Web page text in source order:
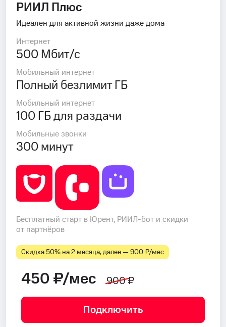
РИИЛ Плюс
Идеален для активной жизни даже дома
Интернет
500 Мбит/с
Мобильный интернет
Полный безлимит ГБ
Мобильный интернет
100 ГБ для раздачи
Мобильные звонки
300 минут
Бесплатный старт в Юрент, РИИЛ-бот и скидки
от партнёров
Скидка 50% на 2 месяца, далее — 900 ₽⁠/⁠мес
450 ₽/мес 900 ₽
Подключить